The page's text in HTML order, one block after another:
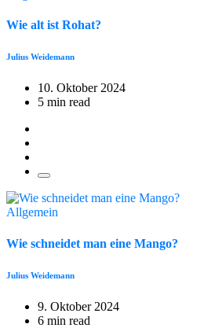
Wie alt ist Rohat?
Julius Weidemann
10. Oktober 2024
5 min read
Allgemein
Wie schneidet man eine Mango?
Julius Weidemann
9. Oktober 2024
6 min read